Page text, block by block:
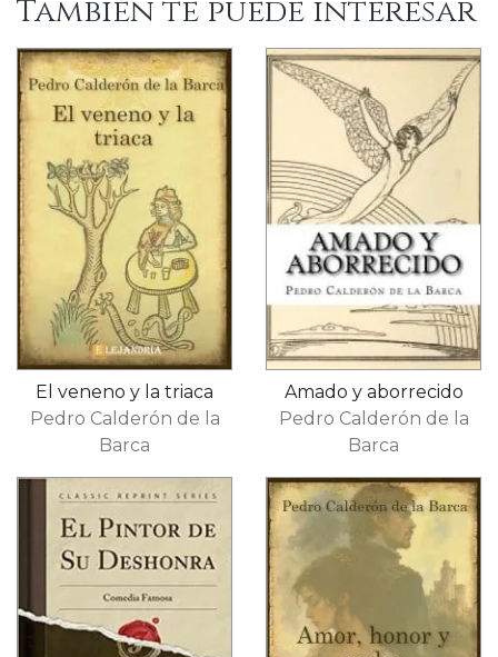
También te puede interesar
El veneno y la triaca
Pedro Calderón de la
Barca
Amado y aborrecido
Pedro Calderón de la
Barca